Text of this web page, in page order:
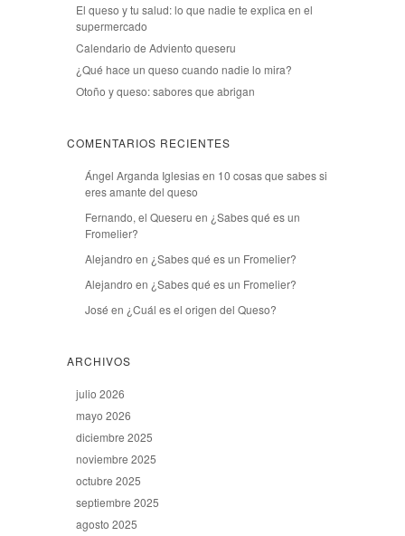
El queso y tu salud: lo que nadie te explica en el
supermercado
Calendario de Adviento queseru
¿Qué hace un queso cuando nadie lo mira?
Otoño y queso: sabores que abrigan
COMENTARIOS RECIENTES
Ángel Arganda Iglesiasen 10 cosas que sabes si
eres amante del queso
Fernando, el Queseru en ¿Sabes qué es un
Fromelier?
Alejandro en ¿Sabes qué es un Fromelier?
Alejandro en ¿Sabes qué es un Fromelier?
José en ¿Cuál es el origen del Queso?
ARCHIVOS
julio 2026
mayo 2026
diciembre 2025
noviembre 2025
octubre 2025
septiembre 2025
agosto 2025